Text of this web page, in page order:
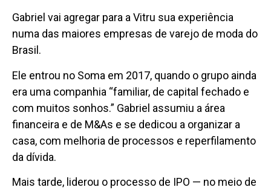
Gabriel vai agregar para a Vitru sua experiência
numa das maiores empresas de varejo de moda do
Brasil.
Ele entrou no Soma em 2017, quando o grupo ainda
era uma companhia “familiar, de capital fechado e
com muitos sonhos.” Gabriel assumiu a área
financeira e de M&As e se dedicou a organizar a
casa, com melhoria de processos e reperfilamento
da dívida.
Mais tarde, liderou o processo de IPO — no meio de